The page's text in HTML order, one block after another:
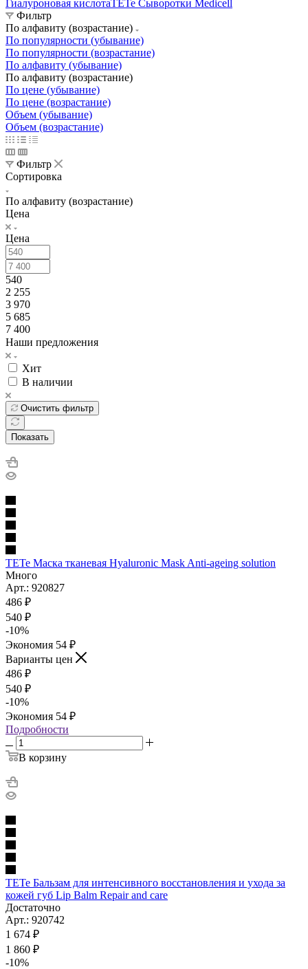
Гиалуроновая кислотаTETe Сыворотки Medicell
Фильтр
По алфавиту (возрастание)
По популярности (убывание)
По популярности (возрастание)
По алфавиту (убывание)
По алфавиту (возрастание)
По цене (убывание)
По цене (возрастание)
Объем (убывание)
Объем (возрастание)
Фильтр
Сортировка
По алфавиту (возрастание)
Цена
Цена
540
2 255
3 970
5 685
7 400
Наши предложения
Хит
В наличии
Очистить фильтр
Показать
TETe Маска тканевая Hyaluronic Mask Anti-ageing solution
Много
Арт.: 920827
486 ₽
540 ₽
-10%
Экономия 54 ₽
Варианты цен
486 ₽
540 ₽
-10%
Экономия 54 ₽
Подробности
В корзину
TETe Бальзам для интенсивного восстановления и ухода за
кожей губ Lip Balm Repair and care
Достаточно
Арт.: 920742
1 674 ₽
1 860 ₽
-10%